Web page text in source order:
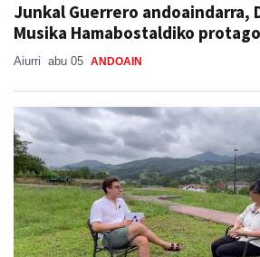
Junkal Guerrero andoaindarra,
Musika Hamabostaldiko
Aiurri abu 05 ANDOAIN